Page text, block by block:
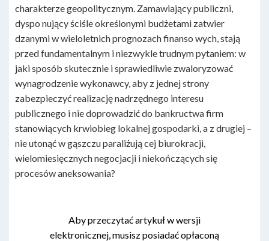
charakterze geopolitycznym. Zamawiający publiczni,
dyspo nujący ściśle określonymi budżetami zatwier
dzanymi w wieloletnich prognozach finanso wych, stają
przed fundamentalnym i niezwykle trudnym pytaniem: w
jaki sposób skutecznie i sprawiedliwie zwaloryzować
wynagrodzenie wykonawcy, aby z jednej strony
zabezpieczyć realizację nadrzędnego interesu
publicznego i nie doprowadzić do bankructwa firm
stanowiących krwiobieg lokalnej gospodarki, a z drugiej –
nie utonąć w gąszczu paraliżują cej biurokracji,
wielomiesięcznych negocjacji i niekończących się
procesów aneksowania?
Aby przeczytać artykuł w wersji
elektronicznej, musisz posiadać opłaconą